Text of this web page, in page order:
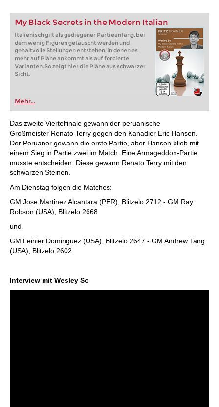
My Black Secrets in the Modern Italian
Italienisch gilt als gediegener Partieanfang, bei
dem wenig Figuren getauscht werden und
gehaltvolle Stellungen entstehen, in denen es
mehr auf Pläne ankommt als auf forcierte
Varianten. So zeigt hier die Pläne aus schwarzer
Sicht.
Mehr...
Das zweite Viertelfinale gewann der peruanische
Großmeister Renato Terry gegen den Kanadier Eric Hansen.
Der Peruaner gewann die erste Partie, aber Hansen blieb mit
einem Sieg in Partie zwei im Match. Eine Armageddon-Partie
musste entscheiden. Diese gewann Renato Terry mit den
schwarzen Steinen.
Am Dienstag folgen die Matches:
GM Jose Martinez Alcantara (PER), Blitzelo 2712 - GM Ray
Robson (USA), Blitzelo 2668
und
GM Leinier Dominguez (USA), Blitzelo 2647 - GM Andrew Tang
(USA), Blitzelo 2602
Interview mit Wesley So